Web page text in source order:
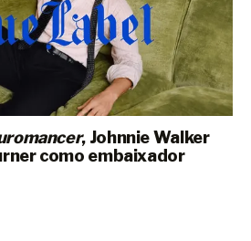
, Johnnie Walker
como embaixador